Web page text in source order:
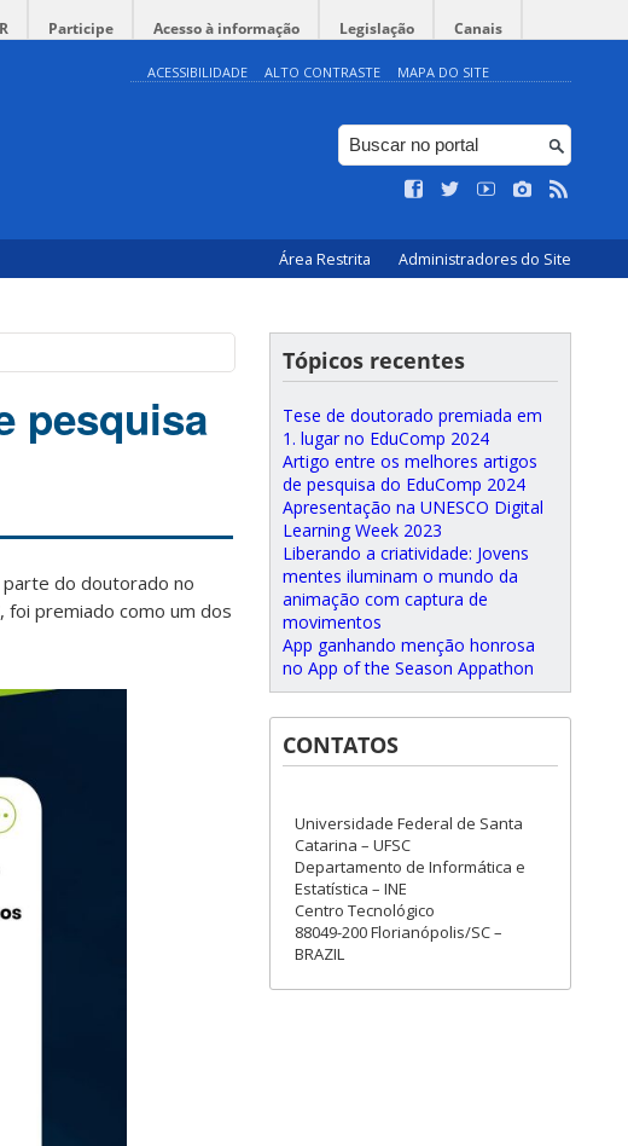
Participe Acesso à informação Legislação Canais
ACESSIBILIDADE ALTO CONTRASTE MAPA DO SITE
Área Restrita Administradores do Site
pesquisa
parte do doutorado no
foi premiado como um dos
Tópicos recentes
Tese de doutorado premiada em
1. lugar no EduComp 2024
Artigo entre os melhores artigos
de pesquisa do EduComp 2024
Apresentação na UNESCO Digital
Learning Week 2023
Liberando a criatividade: Jovens
mentes iluminam o mundo da
animação com captura de
movimentos
App ganhando menção honrosa
no App of the Season Appathon
CONTATOS
Universidade Federal de Santa
Catarina – UFSC
Departamento de Informática e
Estatística – INE
Centro Tecnológico
88049-200 Florianópolis/SC –
BRAZIL